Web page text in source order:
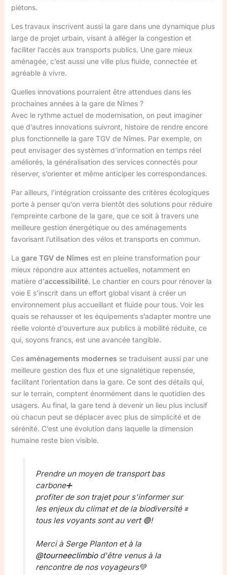
piétons.
Les travaux inscrivent aussi la gare dans une dynamique plus
large de projet urbain, visant à alléger la congestion et
faciliter l’accès aux transports publics. Une gare mieux
aménagée, c’est aussi une ville plus fluide, connectée et
agréable à vivre.
Quelles innovations pourraient être attendues dans les
prochaines années à la gare de Nîmes ?
Avec le rythme actuel de modernisation, on peut imaginer
que d’autres innovations suivront, histoire de rendre encore
plus fonctionnelle la gare TGV de Nîmes. Par exemple, on
peut envisager des systèmes d’information en temps réel
améliorés, la généralisation des services connectés pour
réserver, s’orienter et même anticiper les correspondances.
Par ailleurs, l’intégration croissante des critères écologiques
porte à penser qu’on verra bientôt des solutions pour réduire
l’empreinte carbone de la gare, que ce soit à travers une
meilleure gestion énergétique ou des aménagements
favorisant l’utilisation des vélos et transports en commun.
La gare TGV de Nîmes est en pleine transformation pour
mieux répondre aux attentes actuelles, notamment en
matière d’accessibilité. Le chantier en cours pour rénover la
voie E s’inscrit dans un effort global visant à créer un
environnement plus accueillant et fluide pour tous. Voir les
quais se rehausser et les équipements s’adapter montre une
réelle volonté d’ouverture aux publics à mobilité réduite, ce
qui, soyons francs, est une avancée tangible.
Ces aménagements modernes se traduisent aussi par une
meilleure gestion des flux et une signalétique repensée,
facilitant l’orientation dans la gare. Ce sont des détails qui,
sur le terrain, comptent énormément dans le quotidien des
usagers. Au final, la gare tend à devenir un lieu plus inclusif
où chacun peut se déplacer avec plus de simplicité et de
sérénité. C’est une évolution dans laquelle la dimension
humaine reste bien visible.
Prendre un moyen de transport bas
carbone➕
profiter de son trajet pour s'informer sur
les enjeux du climat et de la biodiversité 🟰
tous les voyants sont au vert 🟢!
Merci à Serge Planton et à la
@tourneeclimbiod'être venus à la
rencontre de nos voyageurs💚